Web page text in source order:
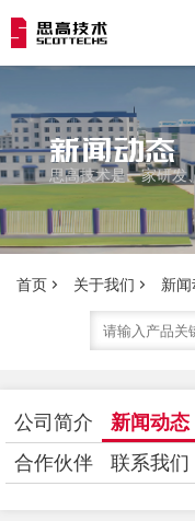
新闻动态
思高技术是一家研发
首页 关于我们 新
公司简介 新闻动态
合作伙伴
联系我们